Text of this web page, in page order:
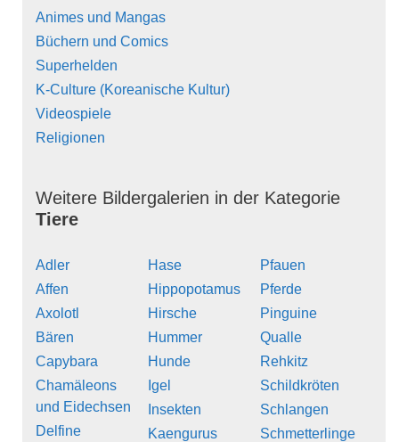
Animes und Mangas
Büchern und Comics
Superhelden
K-Culture (Koreanische Kultur)
Videospiele
Religionen
Weitere Bildergalerien in der Kategorie
Tiere
Adler
Affen
Axolotl
Bären
Capybara
Chamäleons
und Eidechsen
Delfine
Hase
Hippopotamus
Hirsche
Hummer
Hunde
Igel
Insekten
Kaengurus
Pfauen
Pferde
Pinguine
Qualle
Rehkitz
Schildkröten
Schlangen
Schmetterlinge